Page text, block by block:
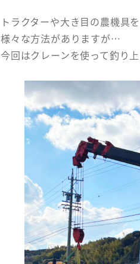
トラクターや大き目の農機具
様々な方法がありますが…
今回はクレーンを使って釣り